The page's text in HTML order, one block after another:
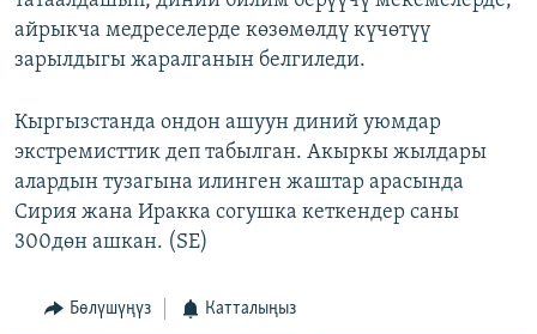
айрыкча медреселерде көзөмөлдү күчөтүү
зарылдыгы жаралганын белгиледи.
Кыргызстанда ондон ашуун диний уюмдар
экстремисттик деп табылган. Акыркы жылдары
алардын тузагына илинген жаштар арасында
Сирия жана Иракка согушка кеткендер саны
300дөн ашкан. (SE)
Бөлүшүңүз Катталыңыз